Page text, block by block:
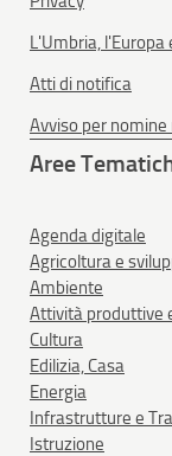
L'Umbria, l'Europa
Atti di notifica
Avviso per nomine
Aree
Agenda digitale
Agricoltura e
Ambiente
Attività produttive
Cultura
Edilizia, Casa
Energia
Infrastrutture e
Istruzione